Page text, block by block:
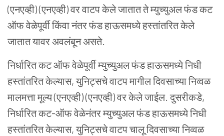
(एनएव्ही) (एनएव्ही) वर वाटप केले जातात ते म्युच्युअल फंड कट
ऑफ वेळेपूर्वी किंवा नंतर फंड हाऊसमध्ये हस्तांतरित केले
जातात यावर अवलंबून असते.
निर्धारित कट ऑफ वेळेपूर्वी म्युच्युअल फंड हाऊसमध्ये निधी
हस्तांतरित केल्यास, युनिट्सचे वाटप मागील दिवसाच्या निव्वळ
मालमत्ता मूल्य (एनएव्ही) (एनएव्ही) वर केले जाईल. दुसरीकडे,
निर्धारित कट-ऑफ वेळेनंतर म्युच्युअल फंड हाऊसमध्ये निधी
हस्तांतरित केल्यास, युनिट्सचे वाटप चालू दिवसाच्या निव्वळ